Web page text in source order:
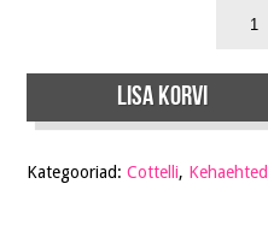
Lisa korvi
Kategooriad:Cottelli, Kehaehted